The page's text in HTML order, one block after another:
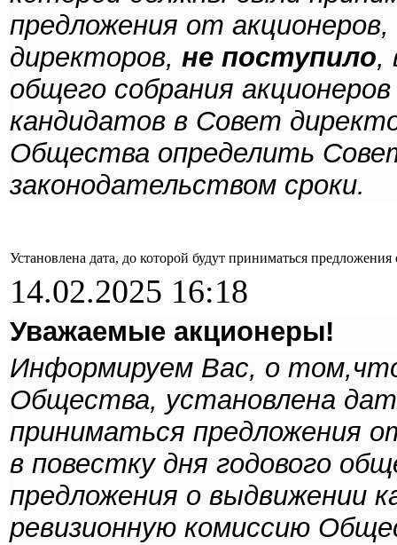
предложения от
директоров, не поступило,
общего собрания
кандидатов в Совет
Общества определить
законодательством сроки.
Установлена дата, до которой будут приниматься
14.02.2025 16:18
Уважаемые акционеры!
Информируем Вас, о
Общества, установлена
приниматься предложения
в повестку дня годового
предложения о выдвижении
ревизионную комиссию